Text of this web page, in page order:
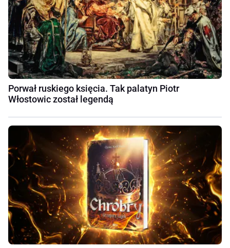
Porwał ruskiego księcia. Tak palatyn Piotr
Włostowic został legendą